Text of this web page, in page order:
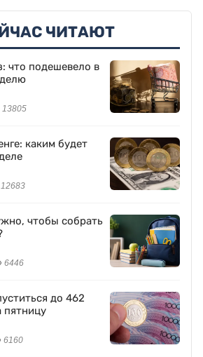
ЧИТАЮТ
что подешевело в
13805
каким будет
12683
чтобы собрать
6446
до 462
пятницу
6160